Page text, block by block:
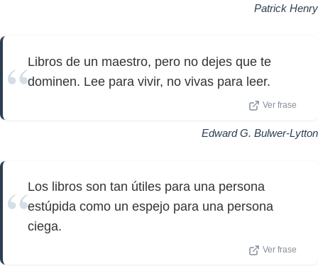
Patrick Henry
Libros de un maestro, pero no dejes que te
dominen. Lee para vivir, no vivas para leer.
Ver frase
Edward G. Bulwer-Lytton
Los libros son tan útiles para una persona
estúpida como un espejo para una persona
ciega.
Ver frase